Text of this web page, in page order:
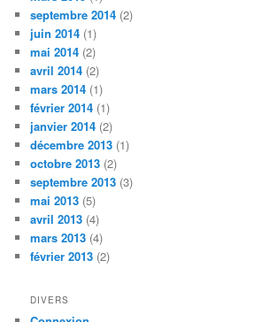
septembre 2014 (2)
juin 2014 (1)
mai 2014 (2)
avril 2014 (2)
mars 2014 (1)
février 2014 (1)
janvier 2014 (2)
décembre 2013 (1)
octobre 2013 (2)
septembre 2013 (3)
mai 2013 (5)
avril 2013 (4)
mars 2013 (4)
février 2013 (2)
DIVERS